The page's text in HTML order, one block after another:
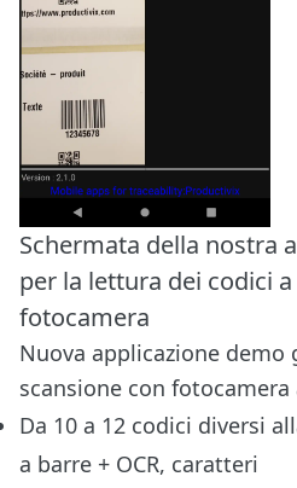
Schermata della nostra
per la lettura dei codici
fotocamera
Nuova applicazione demo
scansione con fotocamera
Da 10 a 12 codici diversi
a barre + OCR, caratteri